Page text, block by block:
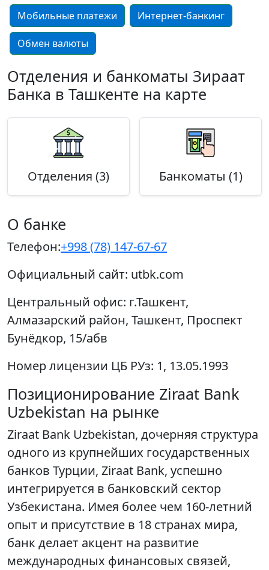
Мобильные платежи Интернет-банкинг
Обмен валюты
Отделения и банкоматы Зираат
Банка в Ташкенте на карте
Отделения (3) Банкоматы (1)
О банке
Телефон:+998 (78) 147-67-67
Официальный сайт: utbk.com
Центральный офис: г.Ташкент,
Алмазарский район, Ташкент, Проспект
Бунёдкор, 15/абв
Номер лицензии ЦБ РУз: 1, 13.05.1993
Позиционирование Ziraat Bank
Uzbekistan на рынке
Ziraat Bank Uzbekistan, дочерняя структура
одного из крупнейших государственных
банков Турции, Ziraat Bank, успешно
интегрируется в банковский сектор
Узбекистана. Имея более чем 160-летний
опыт и присутствие в 18 странах мира,
банк делает акцент на развитие
международных финансовых связей,